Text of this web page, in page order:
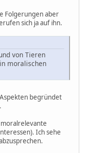
Folgerungen aber
sich ja auf ihn.
von Tieren
moralischen
begründet
Ich sehe